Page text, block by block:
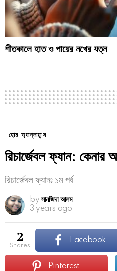
শীতকালে হাত ও পায়ের নখের যত্ন
হোম অ্যাপ্লায়ান্স
রিচার্জেবল ফ্যান: কেনার
রিচার্জেবল ফ্যানঃ ১ম পর্ব
by সানজিদা আলম
3 years ago
2
shares
Facebook
Pinterest